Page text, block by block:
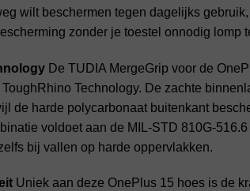
wilt beschermen tegen dagelijks
zonder je toestel onnodig lomp
De TUDIA MergeGrip voor de
Technology. De zachte
de harde polycarbonaat buitenkant
voldoet aan de MIL-STD 810G-
bij vallen op harde oppervlakken.
Uniek aan deze OnePlus 15 hoes is de